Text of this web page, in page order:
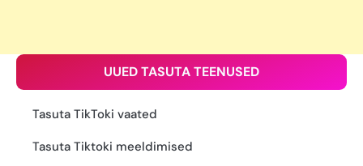
UUED TASUTA TEENUSED
Tasuta TikToki vaated
Tasuta Tiktoki meeldimised